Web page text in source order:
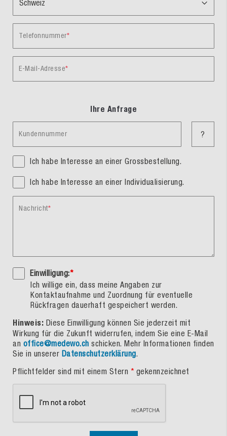
Telefonnummer
E-Mail-Adresse
Ihre Anfrage
Kundennummer ?
Ich habe Interesse an einer Grossbestellung.
Ich habe Interesse an einer Individualisierung.
Nachricht
Einwilligung:*
Ich willige ein, dass meine Angaben zur
Kontaktaufnahme und Zuordnung für eventuelle
Rückfragen dauerhaft gespeichert werden.
Hinweis: Diese Einwilligung können Sie jederzeit mit
Wirkung für die Zukunft widerrufen, indem Sie eine E-Mail
an office@medewo.ch schicken. Mehr Informationen finden
Sie in unserer Datenschutzerklärung.
Pflichtfelder sind mit einem Stern * gekennzeichnet